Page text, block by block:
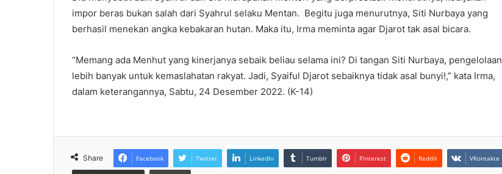
impor beras bukan salah dari Syahrul selaku Mentan. Begitu juga menurutnya, Siti Nurbaya yang
berhasil menekan angka kebakaran hutan. Maka itu, Irma meminta agar Djarot tak asal bicara.
“Memang ada Menhut yang kinerjanya sebaik beliau selama ini? Di tangan Siti Nurbaya, pengelolaan
lebih banyak untuk kemaslahatan rakyat. Jadi, Syaiful Djarot sebaiknya tidak asal bunyi!,” kata Irma,
dalam keterangannya, Sabtu, 24 Desember 2022. (K-14)
Share Facebook Twitter LinkedIn Tumblr Pinterest Reddit VKontakte